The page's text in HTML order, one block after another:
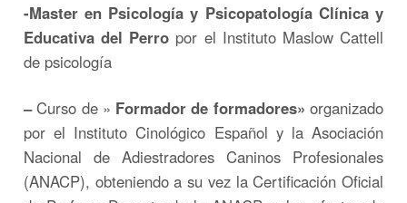
-Master en Psicología y Psicopatología Clínica y
Educativa del Perro por el Instituto Maslow Cattell
de psicología
–Curso de » Formador de formadores» organizado
por el Instituto Cinológico Español y la Asociación
Nacional de Adiestradores Caninos Profesionales
(ANACP), obteniendo a su vez la Certificación Oficial